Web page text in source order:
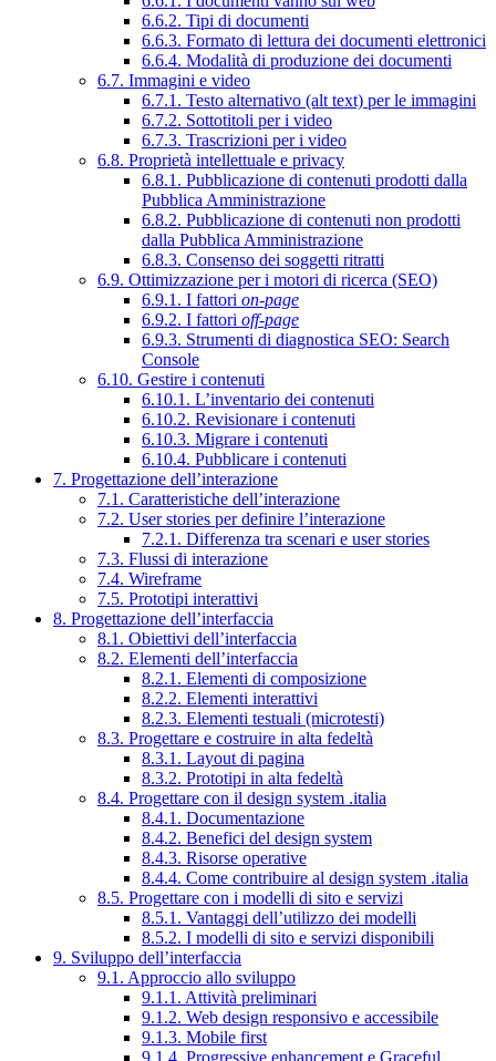
6.6.2. Tipi di documenti
6.6.3. Formato di lettura dei documenti elettronici
6.6.4. Modalità di produzione dei documenti
6.7. Immagini e video
6.7.1. Testo alternativo (alt text) per le immagini
6.7.2. Sottotitoli per i video
6.7.3. Trascrizioni per i video
6.8. Proprietà intellettuale e privacy
6.8.1. Pubblicazione di contenuti prodotti dalla
Pubblica Amministrazione
6.8.2. Pubblicazione di contenuti non prodotti
dalla Pubblica Amministrazione
6.8.3. Consenso dei soggetti ritratti
6.9. Ottimizzazione per i motori di ricerca (SEO)
6.9.1. I fattori on-page
6.9.2. I fattori off-page
6.9.3. Strumenti di diagnostica SEO: Search
Console
6.10. Gestire i contenuti
6.10.1. L’inventario dei contenuti
6.10.2. Revisionare i contenuti
6.10.3. Migrare i contenuti
6.10.4. Pubblicare i contenuti
7. Progettazione dell’interazione
7.1. Caratteristiche dell’interazione
7.2. User stories per definire l’interazione
7.2.1. Differenza tra scenari e user stories
7.3. Flussi di interazione
7.4. Wireframe
7.5. Prototipi interattivi
8. Progettazione dell’interfaccia
8.1. Obiettivi dell’interfaccia
8.2. Elementi dell’interfaccia
8.2.1. Elementi di composizione
8.2.2. Elementi interattivi
8.2.3. Elementi testuali (microtesti)
8.3. Progettare e costruire in alta fedeltà
8.3.1. Layout di pagina
8.3.2. Prototipi in alta fedeltà
8.4. Progettare con il design system .italia
8.4.1. Documentazione
8.4.2. Benefici del design system
8.4.3. Risorse operative
8.4.4. Come contribuire al design system .italia
8.5. Progettare con i modelli di sito e servizi
8.5.1. Vantaggi dell’utilizzo dei modelli
8.5.2. I modelli di sito e servizi disponibili
9. Sviluppo dell’interfaccia
9.1. Approccio allo sviluppo
9.1.1. Attività preliminari
9.1.2. Web design responsivo e accessibile
9.1.3. Mobile first
9.1.4. Progressive enhancement e Graceful